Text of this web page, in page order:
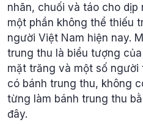
nhãn, chuối và táo cho dịp
một phần không thể thiếu
người Việt Nam hiện nay.
trung thu là biểu tượng
mặt trăng và một số người
có bánh trung thu, không
từng làm bánh trung thu
đây.